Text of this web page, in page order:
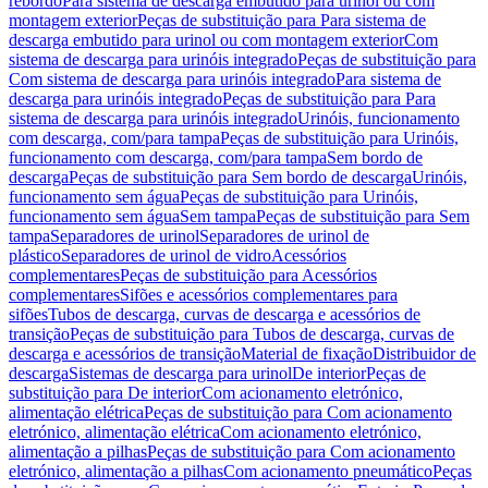
montagem exteriorPeças de substituição para Para sistema de
descarga embutido para urinol ou com montagem exteriorCom
sistema de descarga para urinóis integradoPeças de substituição para
Com sistema de descarga para urinóis integradoPara sistema de
descarga para urinóis integradoPeças de substituição para Para
sistema de descarga para urinóis integradoUrinóis, funcionamento
com descarga, com/para tampaPeças de substituição para Urinóis,
funcionamento com descarga, com/para tampaSem bordo de
descargaPeças de substituição para Sem bordo de descargaUrinóis,
funcionamento sem águaPeças de substituição para Urinóis,
funcionamento sem águaSem tampaPeças de substituição para Sem
tampaSeparadores de urinolSeparadores de urinol de
plásticoSeparadores de urinol de vidroAcessórios
complementaresPeças de substituição para Acessórios
complementaresSifões e acessórios complementares para
sifõesTubos de descarga, curvas de descarga e acessórios de
transiçãoPeças de substituição para Tubos de descarga, curvas de
descarga e acessórios de transiçãoMaterial de fixaçãoDistribuidor de
descargaSistemas de descarga para urinolDe interiorPeças de
substituição para De interiorCom acionamento eletrónico,
alimentação elétricaPeças de substituição para Com acionamento
eletrónico, alimentação elétricaCom acionamento eletrónico,
alimentação a pilhasPeças de substituição para Com acionamento
eletrónico, alimentação a pilhasCom acionamento pneumáticoPeças